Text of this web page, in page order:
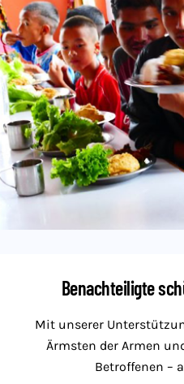
Benachteiligte
Mit unserer
Ärmsten der Armen
Betroffenen –